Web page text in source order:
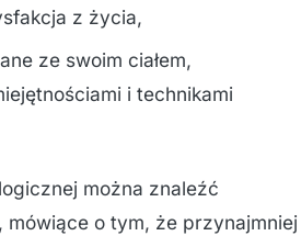
z życia,
ze swoim ciałem,
i technikami
można znaleźć
o tym, że przynajmniej